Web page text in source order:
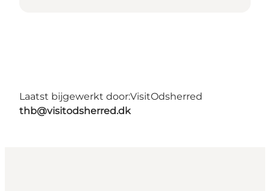
Laatst bijgewerkt door:VisitOdsherred
thb@visitodsherred.dk